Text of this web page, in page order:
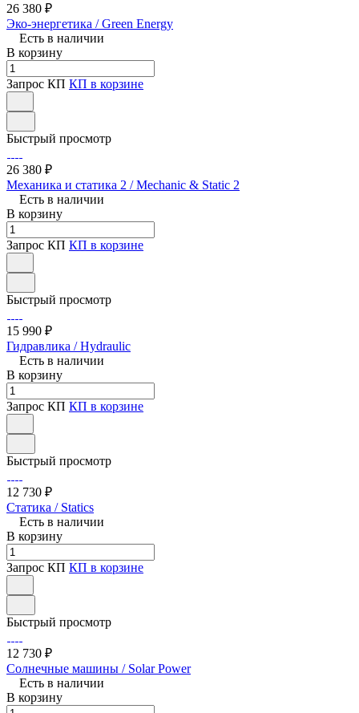
26 380 ₽
Эко-энергетика / Green Energy
Есть в наличии
В корзину
Запрос КП КП в корзине
Быстрый просмотр
26 380 ₽
Механика и статика 2 / Mechanic & Static 2
Есть в наличии
В корзину
Запрос КП КП в корзине
Быстрый просмотр
15 990 ₽
Гидравлика / Hydraulic
Есть в наличии
В корзину
Запрос КП КП в корзине
Быстрый просмотр
12 730 ₽
Статика / Statics
Есть в наличии
В корзину
Запрос КП КП в корзине
Быстрый просмотр
12 730 ₽
Солнечные машины / Solar Power
Есть в наличии
В корзину